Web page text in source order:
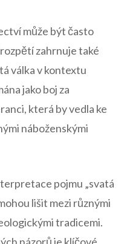
může být často
‌zahrnuje také
válka v kontextu
jako boj za
která by vedla ke
‍náboženskými
pojmu „svatá
lišit mezi různými
tradicemi.